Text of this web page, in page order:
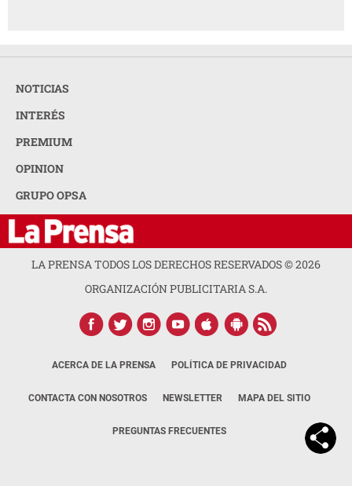
NOTICIAS
INTERÉS
PREMIUM
OPINION
GRUPO OPSA
LA PRENSA TODOS LOS DERECHOS RESERVADOS ©2026
ORGANIZACIÓN PUBLICITARIA S.A.
ACERCA DE LA PRENSA POLÍTICA DE PRIVACIDAD
CONTACTA CON NOSOTROS NEWSLETTER MAPA DEL SITIO
PREGUNTAS FRECUENTES